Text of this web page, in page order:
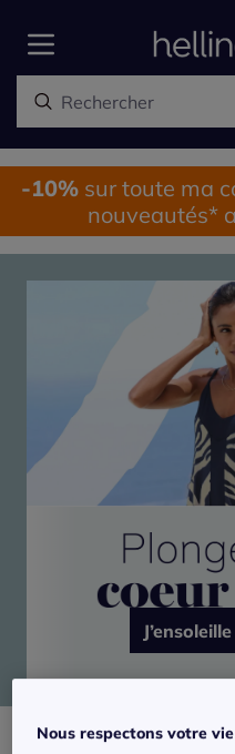
-10%sur toute ma
nouveautés*
Nous respectons votre